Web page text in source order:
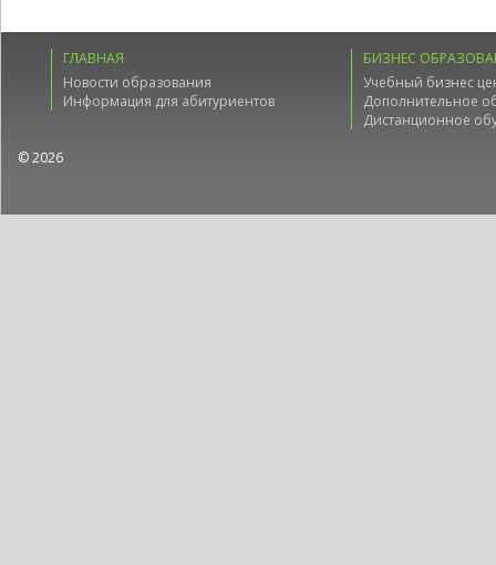
ГЛАВНАЯ
Новости образования
Информация для абитуриентов
БИЗНЕС
Учебный бизнес
Дополнительное
Дистанционное
© 2026